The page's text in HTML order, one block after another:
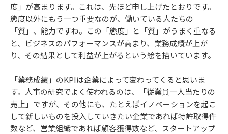
度」が高まります。これは、先ほど申し上げたとおりです。
態度以外にもう一つ重要なのが、働いている人たちの
「質」、能力ですね。この「態度」と「質」がうまく重なる
と、ビジネスのパフォーマンスが高まり、業務成績が上が
り、その結果として利益が上がるという絵を描いています。
「業務成績」のKPIは企業によって変わってくると思いま
す。人事の研究でよく使われるのは、「従業員一人当たりの
売上」ですが、その他にも、たとえばイノベーションを起こ
して新しいものを投入していきたい企業であれば特許取得件
数など、営業組織であれば顧客獲得数など、スタートアップ